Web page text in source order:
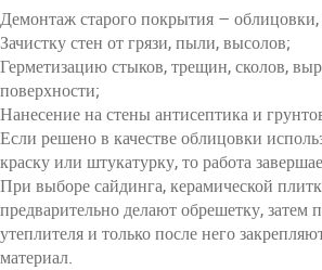
Демонтаж старого покрытия – облицовки,
Зачистку стен от грязи, пыли, высолов;
Герметизацию стыков, трещин, сколов,
поверхности;
Нанесение на стены антисептика и
Если решено в качестве облицовки
краску или штукатурку, то работа
При выборе сайдинга, керамической
предварительно делают обрешетку, затем
утеплителя и только после него
материал.